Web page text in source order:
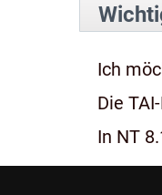
Ich
Die
In NT